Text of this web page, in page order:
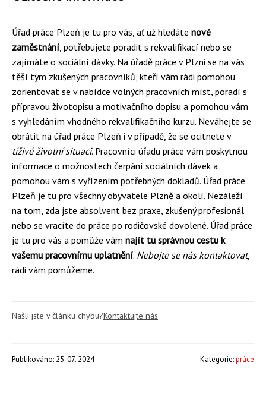
Úřad práce Plzeň je tu pro vás, ať už hledáte nové
zaměstnání , potřebujete poradit s rekvalifikací nebo se
zajímáte o sociální dávky. Na úřadě práce v Plzni se na vás
těší tým zkušených pracovníků, kteří vám rádi pomohou
zorientovat se v nabídce volných pracovních míst, poradí s
přípravou životopisu a motivačního dopisu a pomohou vám
s vyhledáním vhodného rekvalifikačního kurzu. Neváhejte se
obrátit na úřad práce Plzeň i v případě, že se ocitnete v
tíživé životní situaci. Pracovníci úřadu práce vám poskytnou
informace o možnostech čerpání sociálních dávek a
pomohou vám s vyřízením potřebných dokladů. Úřad práce
Plzeň je tu pro všechny obyvatele Plzně a okolí. Nezáleží
na tom, zda jste absolvent bez praxe, zkušený profesionál
nebo se vracíte do práce po rodičovské dovolené. Úřad práce
je tu pro vás a pomůže vám najít tu správnou cestu k
vašemu pracovnímu uplatnění. Nebojte se nás kontaktovat,
rádi vám pomůžeme.
Našli jste v článku chybu?Kontaktujte nás
Publikováno: 25. 07. 2024 Kategorie:práce